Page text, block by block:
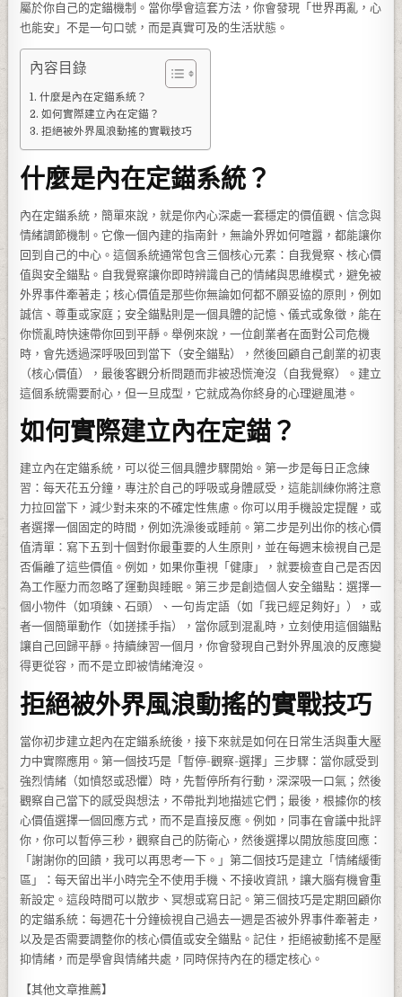
屬於你自己的定錨機制。當你學會這套方法，你會發現「世界再亂，心
也能安」不是一句口號，而是真實可及的生活狀態。
內容目錄
什麼是內在定錨系統？
如何實際建立內在定錨？
拒絕被外界風浪動搖的實戰技巧
什麼是內在定錨系統？
內在定錨系統，簡單來說，就是你內心深處一套穩定的價值觀、信念與
情緒調節機制。它像一個內建的指南針，無論外界如何喧囂，都能讓你
回到自己的中心。這個系統通常包含三個核心元素：自我覺察、核心價
值與安全錨點。自我覺察讓你即時辨識自己的情緒與思維模式，避免被
外界事件牽著走；核心價值是那些你無論如何都不願妥協的原則，例如
誠信、尊重或家庭；安全錨點則是一個具體的記憶、儀式或象徵，能在
你慌亂時快速帶你回到平靜。舉例來說，一位創業者在面對公司危機
時，會先透過深呼吸回到當下（安全錨點），然後回顧自己創業的初衷
（核心價值），最後客觀分析問題而非被恐慌淹沒（自我覺察）。建立
這個系統需要耐心，但一旦成型，它就成為你終身的心理避風港。
如何實際建立內在定錨？
建立內在定錨系統，可以從三個具體步驟開始。第一步是每日正念練
習：每天花五分鐘，專注於自己的呼吸或身體感受，這能訓練你將注意
力拉回當下，減少對未來的不確定性焦慮。你可以用手機設定提醒，或
者選擇一個固定的時間，例如洗澡後或睡前。第二步是列出你的核心價
值清單：寫下五到十個對你最重要的人生原則，並在每週末檢視自己是
否偏離了這些價值。例如，如果你重視「健康」，就要檢查自己是否因
為工作壓力而忽略了運動與睡眠。第三步是創造個人安全錨點：選擇一
個小物件（如項鍊、石頭）、一句肯定語（如「我已經足夠好」），或
者一個簡單動作（如搓揉手指），當你感到混亂時，立刻使用這個錨點
讓自己回歸平靜。持續練習一個月，你會發現自己對外界風浪的反應變
得更從容，而不是立即被情緒淹沒。
拒絕被外界風浪動搖的實戰技巧
當你初步建立起內在定錨系統後，接下來就是如何在日常生活與重大壓
力中實際應用。第一個技巧是「暫停-觀察-選擇」三步驟：當你感受到
強烈情緒（如憤怒或恐懼）時，先暫停所有行動，深深吸一口氣；然後
觀察自己當下的感受與想法，不帶批判地描述它們；最後，根據你的核
心價值選擇一個回應方式，而不是直接反應。例如，同事在會議中批評
你，你可以暫停三秒，觀察自己的防衛心，然後選擇以開放態度回應：
「謝謝你的回饋，我可以再思考一下。」第二個技巧是建立「情緒緩衝
區」：每天留出半小時完全不使用手機、不接收資訊，讓大腦有機會重
新設定。這段時間可以散步、冥想或寫日記。第三個技巧是定期回顧你
的定錨系統：每週花十分鐘檢視自己過去一週是否被外界事件牽著走，
以及是否需要調整你的核心價值或安全錨點。記住，拒絕被動搖不是壓
抑情緒，而是學會與情緒共處，同時保持內在的穩定核心。
【其他文章推薦】